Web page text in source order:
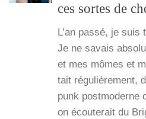
ces sortes de
L’an pas­sé, je
Je ne savais
et mes mômes et
tait régu­liè­re­ment,
punk post­mo­derne
on écou­te­rait du